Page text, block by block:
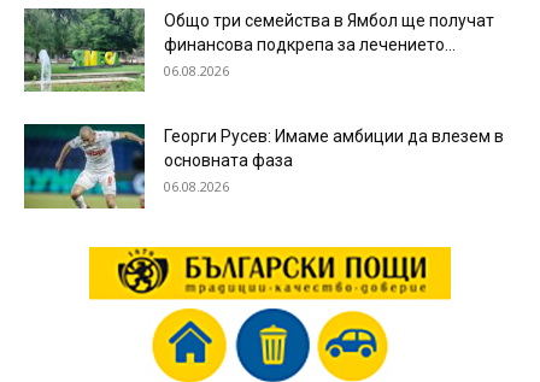
Общо три семейства в Ямбол ще получат
финансова подкрепа за лечението...
06.08.2026
Георги Русев: Имаме амбиции да влезем в
основната фаза
06.08.2026